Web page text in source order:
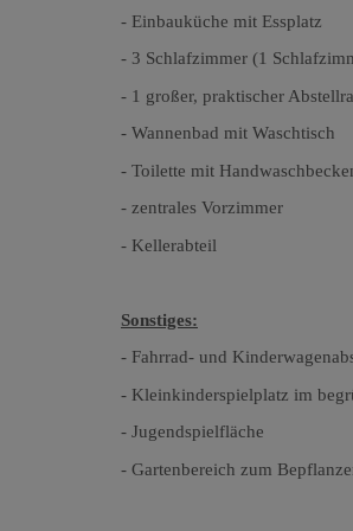
- Einbauküche mit Essplatz
- 3 Schlafzimmer (1
- 1 großer, praktischer
- Wannenbad mit Waschtisch
- Toilette mit
- zentrales Vorzimmer
- Kellerabteil
Sonstiges:
- Fahrrad- und
- Kleinkinderspielplatz im
- Jugendspielfläche
- Gartenbereich zum